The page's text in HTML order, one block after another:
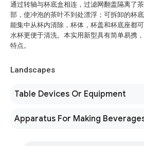
通过转轴与杯底盒相连，过滤网翻盖隔离了
部，使冲泡的茶叶不到处漂浮；可拆卸的杯
能集中从杯内清除，杯体，杯盖和杯底座都
水杯更便于清洗。本实用新型具有简单易携
特点。
Landscapes
Table Devices Or Equipment
Apparatus For Making